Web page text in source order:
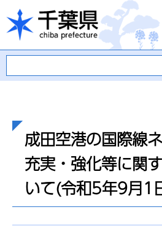
千葉県
成田空港の国際線
充実・強化等に関
いて(令和5年9月1